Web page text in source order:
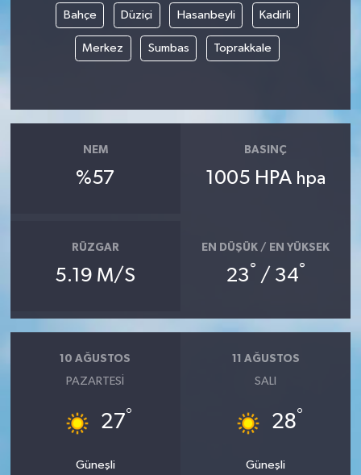
Bahçe Düziçi Hasanbeyli Kadirli
Merkez Sumbas Toprakkale
NEM
%57
BASINÇ
1005 HPA hpa
RÜZGAR
5.19 M/S
EN DÜŞÜK / EN YÜKSEK
23° / 34°
10 AĞUSTOS
PAZARTESI
27°
Güneşli
11 AĞUSTOS
SALI
28°
Güneşli